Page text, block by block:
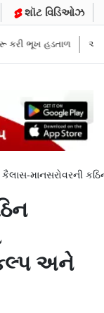
શૉટ વિડિઓઝ
CJPની નવી નીતિ
કૈલાસ-માનસરોવરની
અને